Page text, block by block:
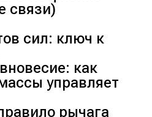
связи)
сил: ключ к
как
управляет
рычага